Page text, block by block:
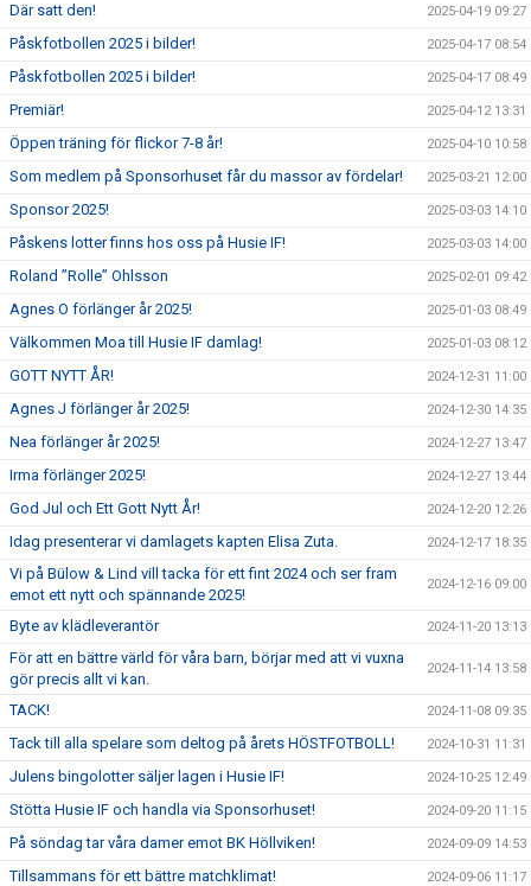
Där satt den! 2025-04-19 09:27
Påskfotbollen 2025 i bilder! 2025-04-17 08:54
Påskfotbollen 2025 i bilder! 2025-04-17 08:49
Premiär! 2025-04-12 13:31
Öppen träning för flickor 7-8 år! 2025-04-10 10:58
Som medlem på Sponsorhuset får du massor av fördelar! 2025-03-21 12:00
Sponsor 2025! 2025-03-03 14:10
Påskens lotter finns hos oss på Husie IF! 2025-03-03 14:00
Roland ”Rolle” Ohlsson 2025-02-01 09:42
Agnes O förlänger år 2025! 2025-01-03 08:49
Välkommen Moa till Husie IF damlag! 2025-01-03 08:12
GOTT NYTT ÅR! 2024-12-31 11:00
Agnes J förlänger år 2025! 2024-12-30 14:35
Nea förlänger år 2025! 2024-12-27 13:47
Irma förlänger 2025! 2024-12-27 13:44
God Jul och Ett Gott Nytt År! 2024-12-20 12:26
Idag presenterar vi damlagets kapten Elisa Zuta. 2024-12-17 18:35
Vi på Bülow & Lind vill tacka för ett fint 2024 och ser fram
emot ett nytt och spännande 2025!
2024-12-16 09:00
Byte av klädleverantör 2024-11-20 13:13
För att en bättre värld för våra barn, börjar med att vi vuxna
gör precis allt vi kan.
2024-11-14 13:58
TACK! 2024-11-08 09:35
Tack till alla spelare som deltog på årets HÖSTFOTBOLL! 2024-10-31 11:31
Julens bingolotter säljer lagen i Husie IF! 2024-10-25 12:49
Stötta Husie IF och handla via Sponsorhuset! 2024-09-20 11:15
På söndag tar våra damer emot BK Höllviken! 2024-09-09 14:53
Tillsammans för ett bättre matchklimat! 2024-09-06 11:17